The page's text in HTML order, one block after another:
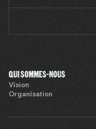
QUI SOMMES-NOUS
Vision
Organisation